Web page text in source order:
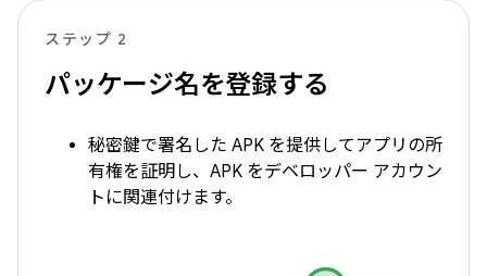
ステップ 2
パッケージ名を登録する
秘密鍵で署名した APK を提供してアプリの所
有権を証明し、APK をデベロッパー アカウン
トに関連付けます。